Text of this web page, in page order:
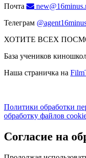
Почта
Телеграм
ХОТИТЕ ВСЕХ
База учеников
Наша страничка на
Политики обработки
обработку файлов
Согласие на